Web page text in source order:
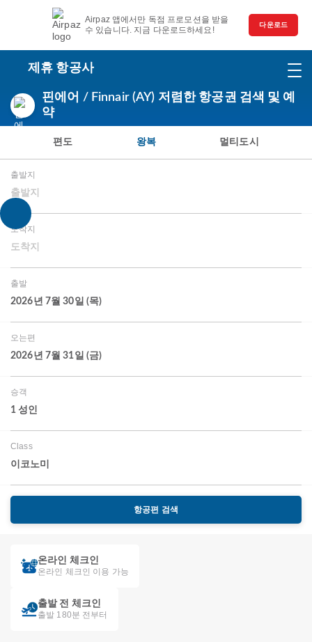
Airpaz 앱에서만 독점 프로모션을 받을
수 있습니다. 지금 다운로드하세요!
다운로드
제휴 항공사
핀에어 / Finnair (AY) 저렴한 항공권 검색 및 예
약
편도 왕복 멀티도시
출발지
출발지
도착지
도착지
출발
2026년 7월 30일 (목)
오는편
2026년 7월 31일 (금)
승객
1 성인
Class
이코노미
항공편 검색
온라인 체크인
온라인 체크인 이용 가능
출발 전 체크인
출발 180분 전부터